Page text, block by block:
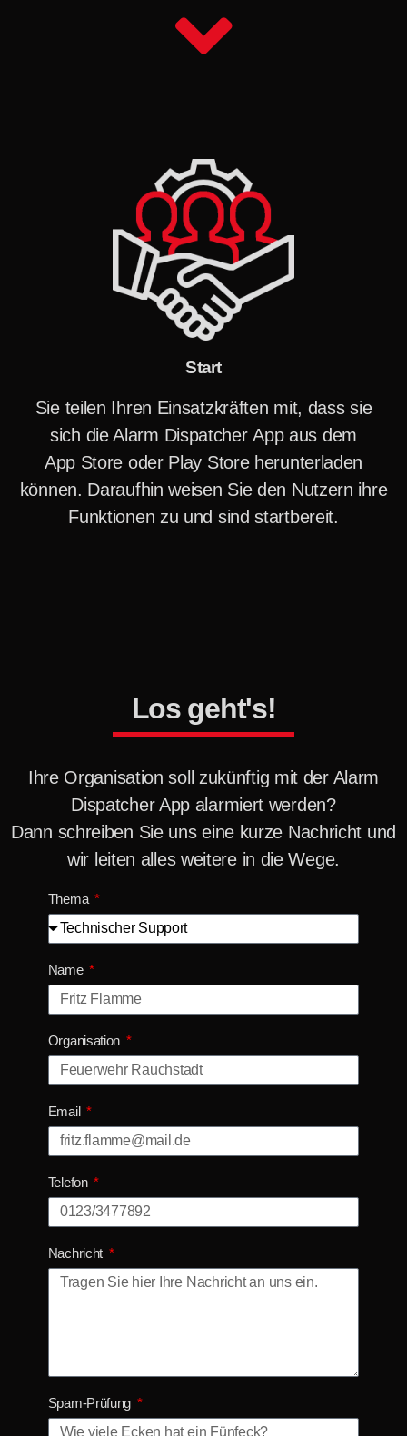
Start
Sie teilen Ihren Einsatzkräften mit, dass sie
sich die Alarm Dispatcher App aus dem
App Store oder Play Store herunterladen
können. Daraufhin weisen Sie den Nutzern ihre
Funktionen zu und sind startbereit.
Los geht's!
Ihre Organisation soll zukünftig mit der Alarm
Dispatcher App alarmiert werden?
Dann schreiben Sie uns eine kurze Nachricht und
wir leiten alles weitere in die Wege.
Thema
Name
Organisation
Email
Telefon
Nachricht
Spam-Prüfung